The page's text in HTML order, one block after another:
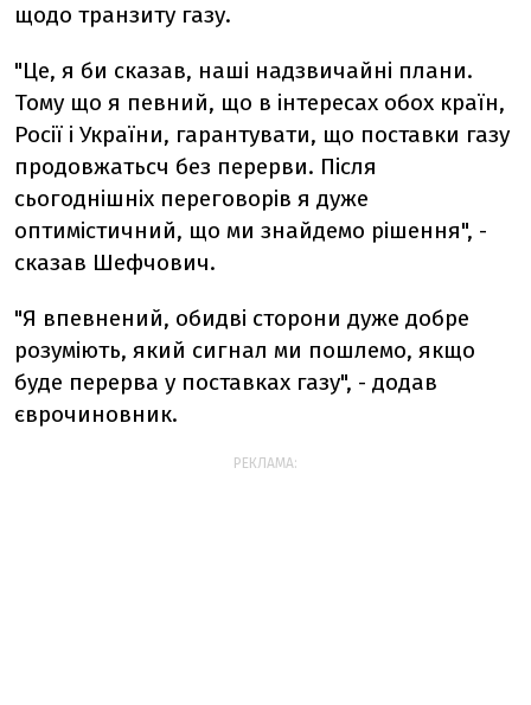
щодо транзиту газу.
"Це, я би сказав, наші надзвичайні плани.
Тому що я певний, що в інтересах обох країн,
Росії і України, гарантувати, що поставки газу
продовжатьсч без перерви. Після
сьогоднішніх переговорів я дуже
оптимістичний, що ми знайдемо рішення", -
сказав Шефчович.
"Я впевнений, обидві сторони дуже добре
розуміють, який сигнал ми пошлемо, якщо
буде перерва у поставках газу", - додав
єврочиновник.
РЕКЛАМА: